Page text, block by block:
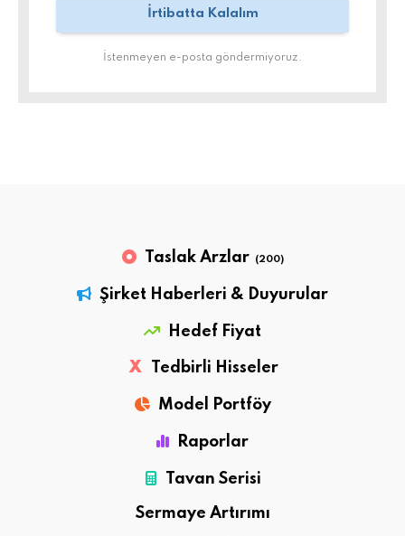
İstenmeyen e-posta göndermiyoruz.
Taslak Arzlar (200)
Şirket Haberleri & Duyurular
Hedef Fiyat
X Tedbirli Hisseler
Model Portföy
Raporlar
Tavan Serisi
Sermaye Artırımı